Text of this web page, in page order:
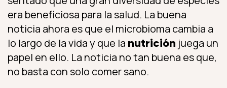
era beneficiosa para la salud. La buena
noticia ahora es que el microbioma cambia a
lo largo de la vida y que la nutrición juega un
papel en ello. La noticia no tan buena es que,
no basta con solo comer sano.